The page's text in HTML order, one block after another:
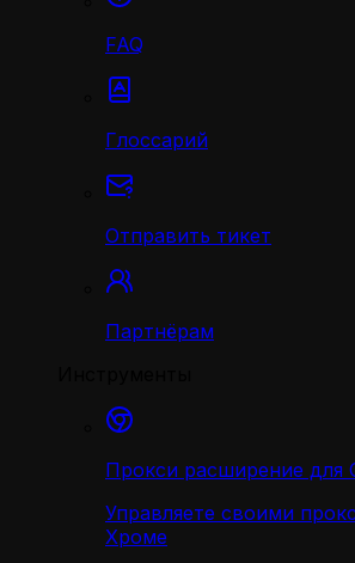
FAQ
Глоссарий
Отправить тикет
Партнёрам
Прокси расширение для
Управляете своими
Хроме